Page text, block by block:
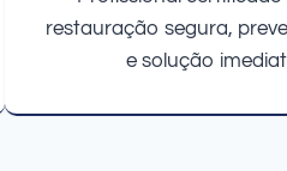
restauração segura,
e solução